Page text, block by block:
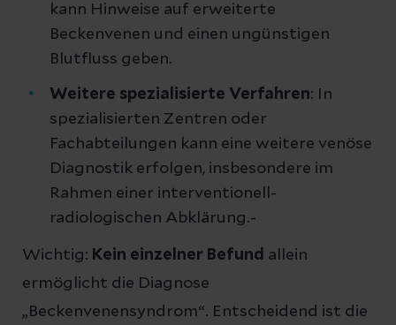
kann Hinweise auf erweiterte
Beckenvenen und einen ungünstigen
Blutfluss geben.
Weitere spezialisierte Verfahren: In
spezialisierten Zentren oder
Fachabteilungen kann eine weitere venöse
Diagnostik erfolgen, insbesondere im
Rahmen einer interventionell-
radiologischen Abklärung.-
Wichtig: Kein einzelner Befund allein
ermöglicht die Diagnose
„Beckenvenensyndrom“. Entscheidend ist die